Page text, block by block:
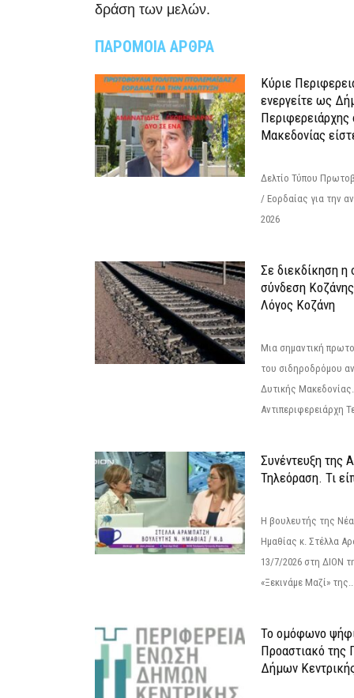
δράση των μελών.
ΠΑΡΟΜΟΙΑ ΑΡΘΡΑ
Κύριε
ενεργείτε ως
Περιφερειάρχης
Μακεδονίας
Δελτίο Τύπου
/ Εορδαίας για την
2026
Σε διεκδίκηση η
σύνδεση
Λόγος Κοζάνη
Μια σημαντική
του σιδηροδρόμου
Δυτικής
Αντιπεριφερειάρχη
Συνέντευξη της
Τηλεόραση. Τι
Η βουλευτής της
Ημαθίας κ. Στέλλα
13/7/2026 στη ΔΙΟΝ
«Ξεκινάμε Μαζί»
Το ομόφωνο
Προαστιακό της
Δήμων